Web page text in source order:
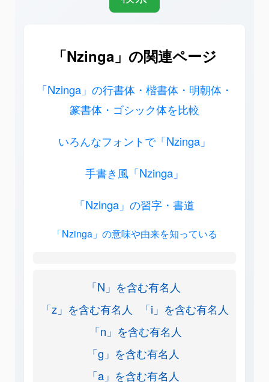
「Nzinga」の関連ページ
「Nzinga」の行書体・楷書体・明朝体・
篆書体・ゴシック体を比較
いろんなフォントで「Nzinga」
手書き風「Nzinga」
「Nzinga」の習字・書道
「Nzinga」の意味や由来を知っている
「N」を含む有名人
「z」を含む有名人
「i」を含む有名人
「n」を含む有名人
「g」を含む有名人
「a」を含む有名人